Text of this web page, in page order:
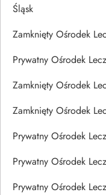
Śląsk
Zamknięty Ośrodek
Prywatny Ośrodek
Zamknięty Ośrodek
Zamknięty Ośrodek
Prywatny Ośrodek
Prywatny Ośrodek
Prywatny Ośrodek